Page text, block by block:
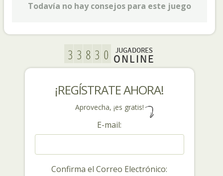
Todavía no hay consejos para este juego
JUGADORES
ONLINE
¡REGÍSTRATE AHORA!
Aprovecha, ¡es gratis!
E-mail:
Confirma el Correo Electrónico: